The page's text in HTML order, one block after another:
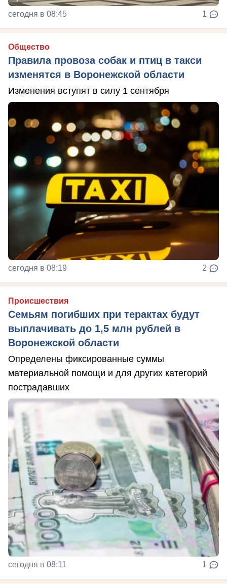
сегодня в 08:45 1
Общество
Правила провоза собак и птиц в такси
изменятся в Воронежской области
Изменения вступят в силу 1 сентября
сегодня в 08:19 2
Происшествия
Семьям погибших при терактах будут
выплачивать до 1,5 млн рублей в
Воронежской области
Определены фиксированные суммы
материальной помощи и для других категорий
пострадавших
сегодня в 08:11 1